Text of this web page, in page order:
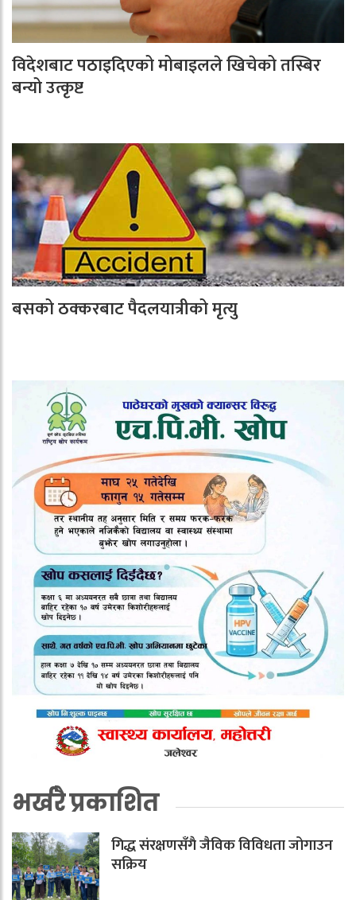
विदेशबाट पठाइदिएको मोबाइलले खिचेको तस्बिर
बन्यो उत्कृष्ट
बसको ठक्करबाट पैदलयात्रीको मृत्यु
भर्खरै प्रकाशित
गिद्ध संरक्षणसँगै जैविक विविधता जोगाउन
सक्रिय